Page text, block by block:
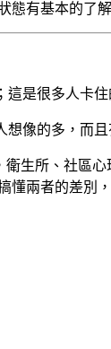
態有基本的了
是很多人卡住
像的多，而
衛生所、社區
懂兩者的差別